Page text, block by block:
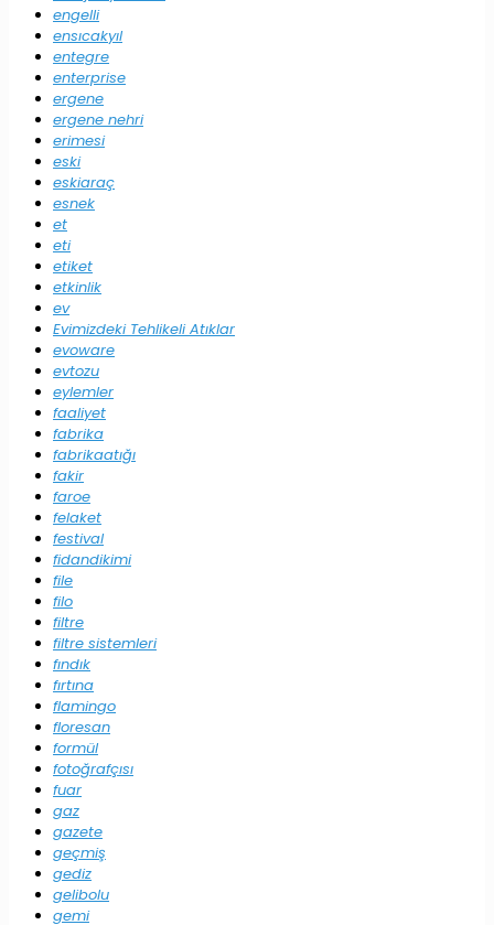
engelli
ensıcakyıl
entegre
enterprise
ergene
ergene nehri
erimesi
eski
eskiaraç
esnek
et
eti
etiket
etkinlik
ev
Evimizdeki Tehlikeli Atıklar
evoware
evtozu
eylemler
faaliyet
fabrika
fabrikaatığı
fakir
faroe
felaket
festival
fidandikimi
file
filo
filtre
filtre sistemleri
fındık
fırtına
flamingo
floresan
formül
fotoğrafçısı
fuar
gaz
gazete
geçmiş
gediz
gelibolu
gemi